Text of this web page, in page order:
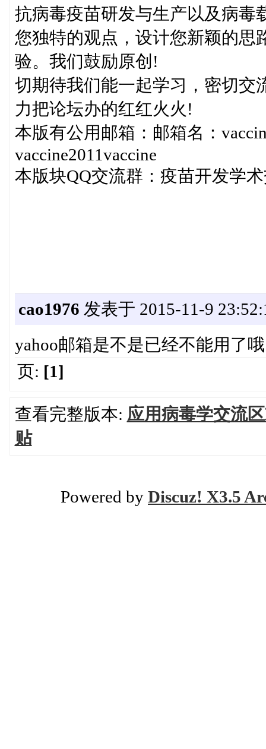
抗病毒疫苗研发与生产以及病毒
您独特的观点，设计您新颖的思
验。我们鼓励原创!
切期待我们能一起学习，密切交
力把论坛办的红红火火!
本版有公用邮箱：邮箱名：
vaccine2011vaccine
本版块QQ交流群：疫苗开发学
cao1976 发表于 2015-11-9
yahoo邮箱是不是已经不能用了哦
页: [1]
查看完整版本: 应用病毒学交流
贴
Powered by Discuz! X3.5